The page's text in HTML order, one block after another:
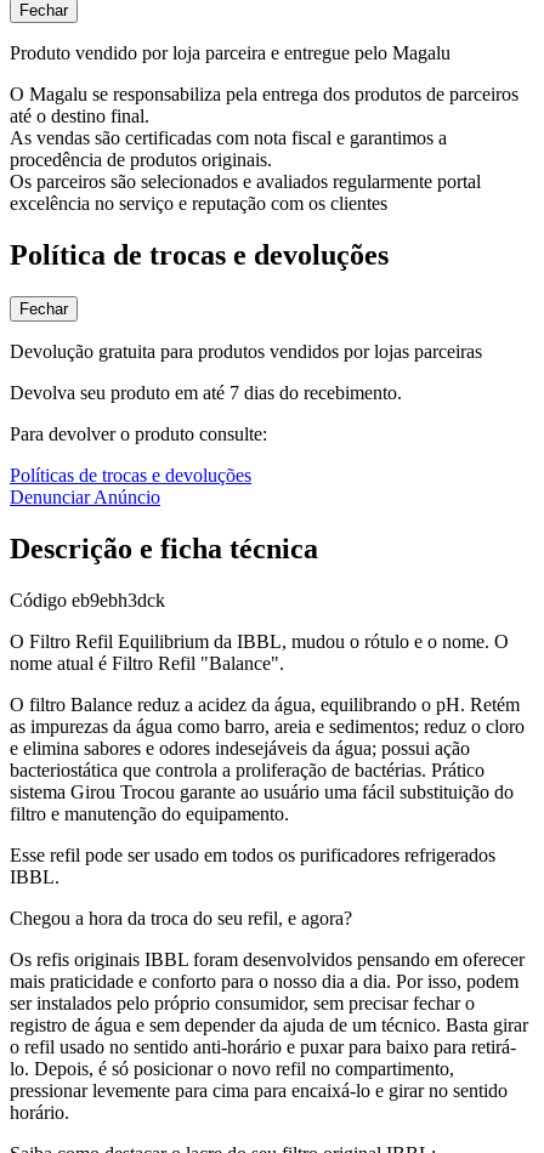
Fechar
Produto vendido por loja parceira e entregue pelo Magalu
O Magalu se responsabiliza pela entrega dos produtos de parceiros
até o destino final.
As vendas são certificadas com nota fiscal e garantimos a
procedência de produtos originais.
Os parceiros são selecionados e avaliados regularmente portal
excelência no serviço e reputação com os clientes
Política de trocas e devoluções
Fechar
Devolução gratuita para produtos vendidos por lojas parceiras
Devolva seu produto em até 7 dias do recebimento.
Para devolver o produto consulte:
Políticas de trocas e devoluções
Denunciar Anúncio
Descrição e ficha técnica
Código eb9ebh3dck
O Filtro Refil Equilibrium da IBBL, mudou o rótulo e o nome. O
nome atual é Filtro Refil "Balance".
O filtro Balance reduz a acidez da água, equilibrando o pH. Retém
as impurezas da água como barro, areia e sedimentos; reduz o cloro
e elimina sabores e odores indesejáveis da água; possui ação
bacteriostática que controla a proliferação de bactérias. Prático
sistema Girou Trocou garante ao usuário uma fácil substituição do
filtro e manutenção do equipamento.
Esse refil pode ser usado em todos os purificadores refrigerados
IBBL.
Chegou a hora da troca do seu refil, e agora?
Os refis originais IBBL foram desenvolvidos pensando em oferecer
mais praticidade e conforto para o nosso dia a dia. Por isso, podem
ser instalados pelo próprio consumidor, sem precisar fechar o
registro de água e sem depender da ajuda de um técnico. Basta girar
o refil usado no sentido anti-horário e puxar para baixo para retirá-
lo. Depois, é só posicionar o novo refil no compartimento,
pressionar levemente para cima para encaixá-lo e girar no sentido
horário.